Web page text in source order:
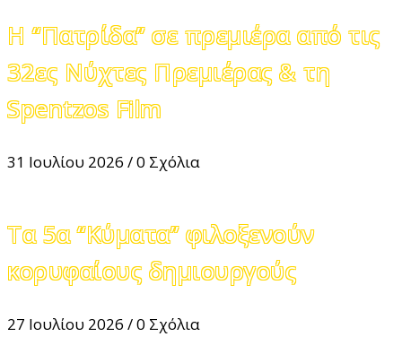
Η “Πατρίδα” σε πρεμιέρα από τις
32ες Νύχτες Πρεμιέρας & τη
Spentzos Film
31 Ιουλίου 2026 /0 Σχόλια
Τα 5α “Κύματα” φιλοξενούν
κορυφαίους δημιουργούς
27 Ιουλίου 2026 /0 Σχόλια